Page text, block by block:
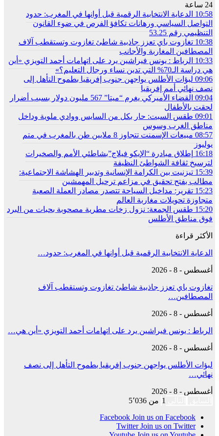
24 ساعة
10:58 الدعاية الانتخابية الرقمية قبل أوانها في المغرب: حدود
التواصل السياسي ورهانات تكافؤ الفرص في ضوء القانون
التنظيمي رقم 53.25
10:38 تغازوت باي تعزز جاذبية شاطئ تغازوت وتستقطب آلاف
المصطافين المغاربة والأجانب
10:33 الرباط : يونس فيراشين يرد على اتهامات أحمد التويزي «أين
هي دراسة الـ70% التي تدين نساء ورجال التعليم؟»
09:06 لبؤات الأطلس يواجهن جنوب إفريقيا بطموح التأهل إلى
نصف نهائي أمم إفريقيا
09:04
القضاء الأميركي يغرم “ميتا” 567 مليون دولار بسبب أضرار
لحقت بالأطفال
09:01 طقس السبت: حار بكل من السايس ووادي ملوية وداخل
مناطق الغرب وسوس
08:57
مبيعات الإسمنت تتجاوز 8 ملايين طن بالمغرب في متم
يوليوز
16:18 إطلاق مبادرة “الإيكو فيلاج”بشاطئي الأمم والصخيرات
لترسيخ ثقافة الشواطئ النظيفة
15:39 تيزنيت بين الكرامة الإنسانية وتدبير الهشاشة الاجتماعية:
مطالب بفتح تحقيق في مزاعم ترحيل المهمشين
15:23 تقرير: مداخيل السياحة تتصدر مصادر العملة الصعبة
متجاوزة تحويلات مغاربة العالم
15:20 طقس الجمعة: نزول زخات مطرية مصحوبة بحبات من البرد
فوق مناطق الأطلس
الأكثر قراءة
الدعاية الانتخابية الرقمية قبل أوانها في المغرب: حدود…
أغسطس - 8 - 2026
تغازوت باي تعزز جاذبية شاطئ تغازوت وتستقطب آلاف
المصطافين…
أغسطس - 8 - 2026
الرباط : يونس فيراشين يرد على اتهامات أحمد التويزي «أين هي…
أغسطس - 8 - 2026
لبؤات الأطلس يواجهن جنوب إفريقيا بطموح التأهل إلى نصف
نهائي…
أغسطس - 8 - 2026
1 من 5٬036
Facebook Join us on Facebook
Twitter Join us on Twitter